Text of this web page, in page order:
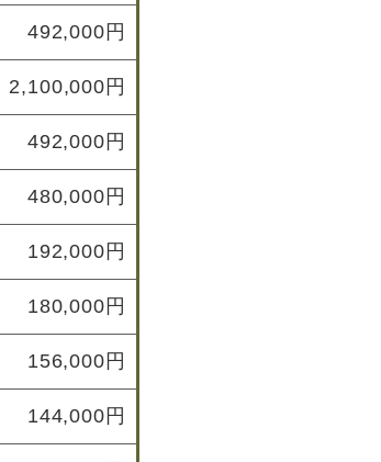
492,000円
2,100,000円
492,000円
480,000円
192,000円
180,000円
156,000円
144,000円